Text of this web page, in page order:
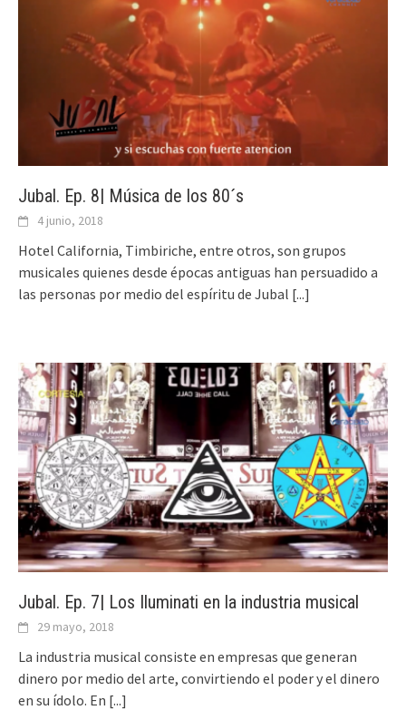
Jubal. Ep. 8| Música de los 80´s
4 junio, 2018
Hotel California, Timbiriche, entre otros, son grupos
musicales quienes desde épocas antiguas han persuadido a
las personas por medio del espíritu de Jubal [...]
Jubal. Ep. 7| Los Iluminati en la industria musical
29 mayo, 2018
La industria musical consiste en empresas que generan
dinero por medio del arte, convirtiendo el poder y el dinero
en su ídolo. En [...]